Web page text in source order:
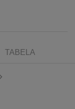
TABELA